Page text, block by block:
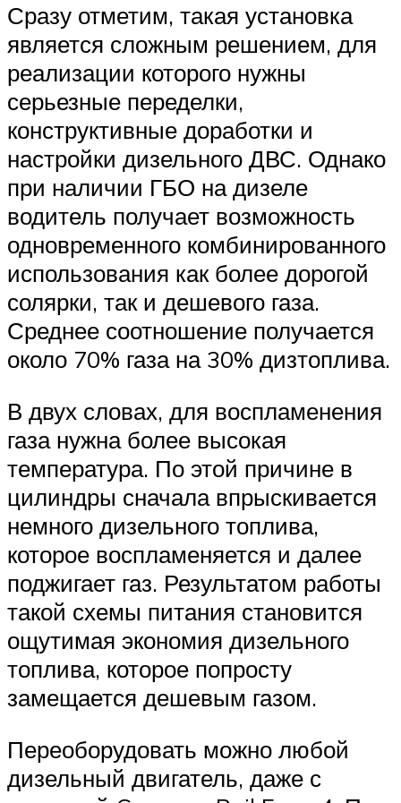
Сразу отметим, такая установка
является сложным решением, для
реализации которого нужны
серьезные переделки,
конструктивные доработки и
настройки дизельного ДВС. Однако
при наличии ГБО на дизеле
водитель получает возможность
одновременного комбинированного
использования как более дорогой
солярки, так и дешевого газа.
Среднее соотношение получается
около 70% газа на 30% дизтоплива.
В двух словах, для воспламенения
газа нужна более высокая
температура. По этой причине в
цилиндры сначала впрыскивается
немного дизельного топлива,
которое воспламеняется и далее
поджигает газ. Результатом работы
такой схемы питания становится
ощутимая экономия дизельного
топлива, которое попросту
замещается дешевым газом.
Переоборудовать можно любой
дизельный двигатель, даже с